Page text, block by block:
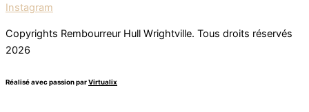
Instagram
Copyrights Rembourreur Hull Wrightville. Tous droits réservés
2026
Réalisé avec passion parVirtualix